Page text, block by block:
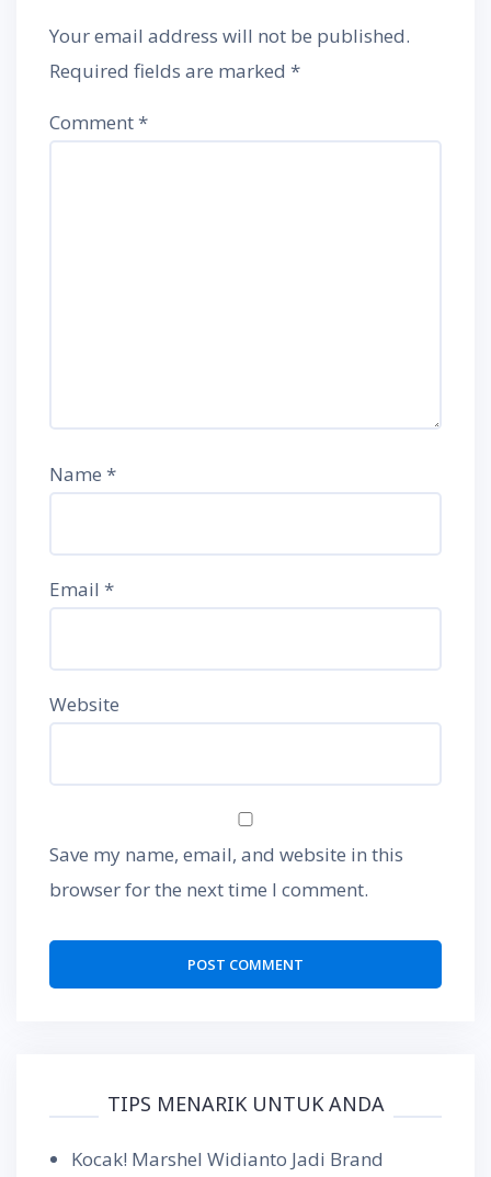
Your email address will not be published.
Required fields are marked *
Comment*
Name *
Email *
Website
Save my name, email, and website in this
browser for the next time I comment.
TIPS MENARIK UNTUK ANDA
Kocak! Marshel Widianto Jadi Brand